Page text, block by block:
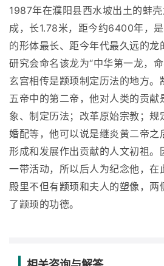
1987年在濮阳县西水坡出土的蚌
成，长1.78米，距今约6400年，
的形体最长、距今年代最久远的龙
研究会命名该龙为“中华第一龙，
玄宫相传是颛顼制定历法的地方。
五帝中的第二帝，他对人类的贡献
象、制定历法；改革原始宗教；规
婚配等，他可以说是继炎黄二帝之
形成和发展作出贡献的人文初祖。
一带活动，所以后人为纪念他，在
殿里不但有颛顼和夫人的塑像，两
了颛顼的功德。